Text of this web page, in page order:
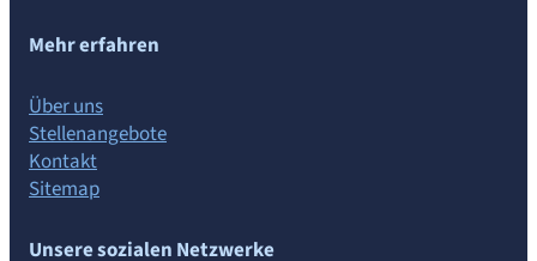
Mehr erfahren
Über uns
Stellenangebote
Kontakt
Sitemap
Unsere sozialen Netzwerke